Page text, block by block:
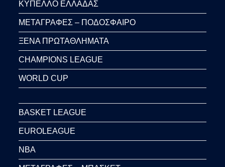
ΚΥΠΕΛΛΟ ΕΛΛΑΔΑΣ
ΜΕΤΑΓΡΑΦΕΣ – ΠΟΔΟΣΦΑΙΡΟ
ΞΕΝΑ ΠΡΩΤΑΘΛΗΜΑΤΑ
CHAMPIONS LEAGUE
WORLD CUP
BASKET LEAGUE
EUROLEAGUE
NBA